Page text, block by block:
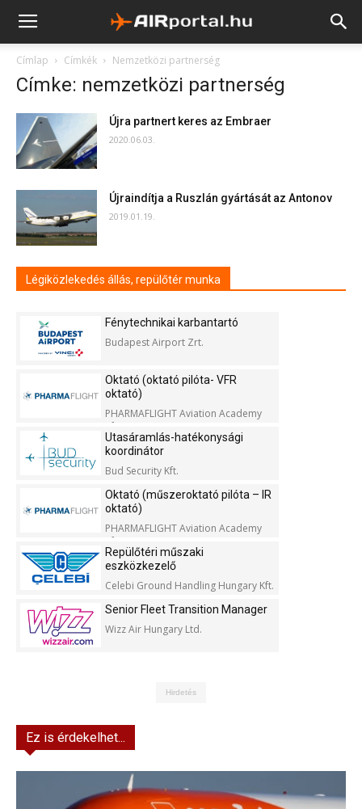
Címlap Címkék Nemzetközi partnerség
Címke: nemzetközi partnerség
Újra partnert keres az Embraer
2020.06.03.
Újraindítja a Ruszlán gyártását az Antonov
2019.01.19.
Légiközlekedés állás, repülőtér munka
Fénytechnikai karbantartó
Budapest Airport Zrt.
Oktató (oktató pilóta- VFR
oktató)
PHARMAFLIGHT Aviation Academy
Kft.
Utasáramlás-hatékonysági
koordinátor
Bud Security Kft.
Oktató (műszeroktató pilóta – IR
oktató)
PHARMAFLIGHT Aviation Academy
Kft.
Repülőtéri műszaki
eszközkezelő
Celebi Ground Handling Hungary Kft.
Senior Fleet Transition Manager
Wizz Air Hungary Ltd.
Hirdetés
Ez is érdekelhet...